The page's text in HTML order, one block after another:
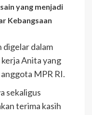
yang menjadi
Kebangsaan
digelar dalam
Anita yang
MPR RI.
sekaligus
terima kasih